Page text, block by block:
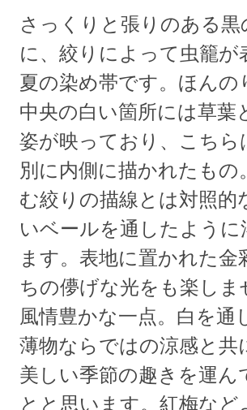
さっくりと張りのある黒
に、絞りによって虫籠が
夏の染め帯です。ほんの
中央の白い箇所には草葉
姿が映っており、こちら
別に内側に描かれたもの
む絞りの描線とは対照的
いベールを通したように
ます。表地に置かれた金
ちの儚げな光をも楽しま
風情豊かな一点。白を通
薄物ならではの涼感と共
美しい季節の趣きを運ん
とと思います。紅梅など